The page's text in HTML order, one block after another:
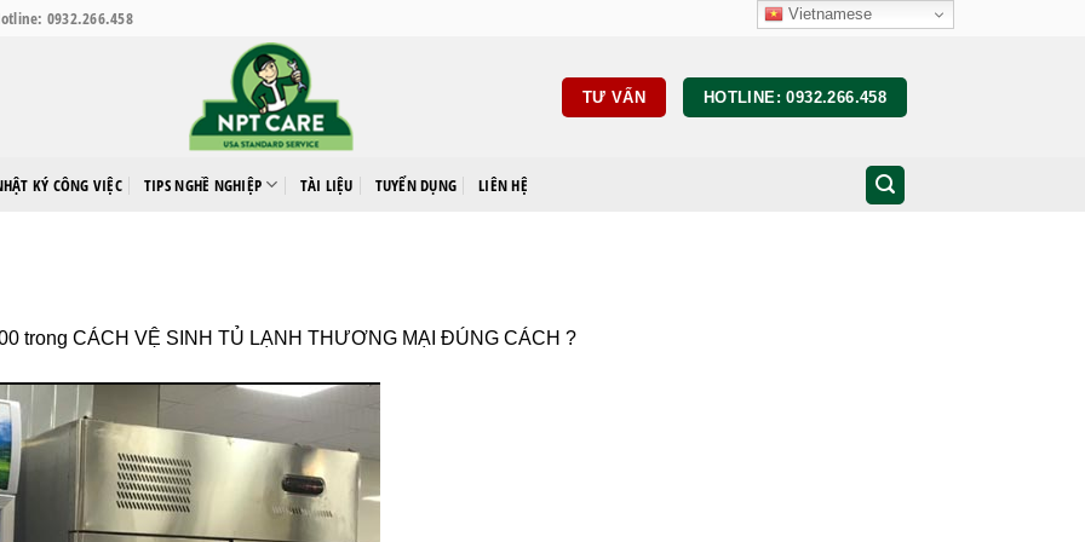
0932.266.458
TƯ VẤN HOTLINE: 0932.266.458
KÝ CÔNG VIỆC TIPS NGHỀ NGHIỆP TÀI LIỆU TUYỂN DỤNG LIÊN HỆ
trong CÁCH VỆ SINH TỦ LẠNH THƯƠNG MẠI ĐÚNG CÁCH ?
Vietnamese